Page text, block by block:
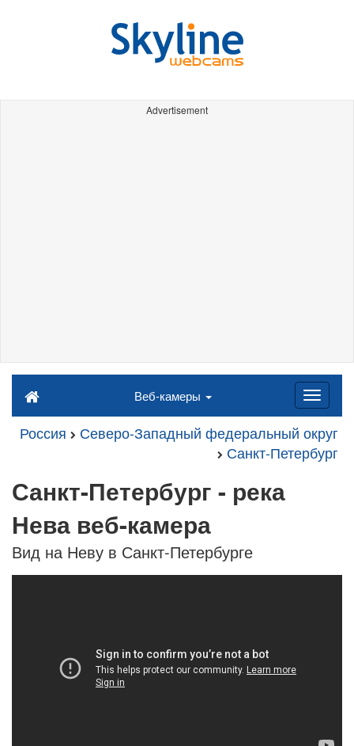
Advertisement
Веб-камеры
Россия
Северо-Западный федеральный округ
Санкт-Петербург
Санкт-Петербург - река
Нева веб-камера
Вид на Неву в Санкт-Петербурге